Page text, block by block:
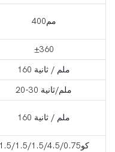
مم400
±360
160 ملم / ثانية
20-30 ملم/ثانية
160 ملم / ثانية
كو1.5/1.5/1.5/4.5/0.75